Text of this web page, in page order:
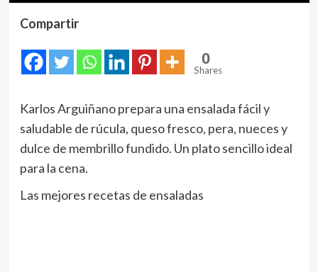
Compartir
0
Shares
Karlos Arguiñano prepara una ensalada fácil y
saludable de rúcula, queso fresco, pera, nueces y
dulce de membrillo fundido. Un plato sencillo ideal
para la cena.
Las mejores recetas de ensaladas